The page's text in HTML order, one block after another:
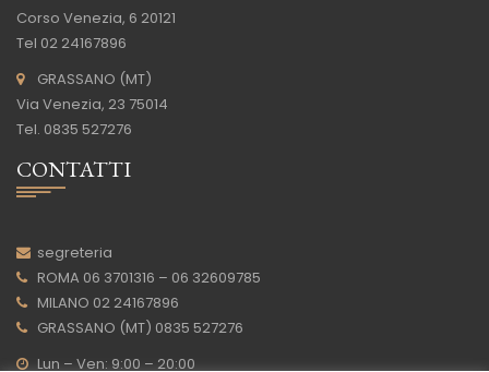
Corso Venezia, 6 20121
Tel 02 24167896
GRASSANO (MT)
Via Venezia, 23 75014
Tel. 0835 527276
CONTATTI
segreteria
ROMA 06 3701316 – 06 32609785
MILANO 02 24167896
GRASSANO (MT) 0835 527276
Lun – Ven: 9:00 – 20:00